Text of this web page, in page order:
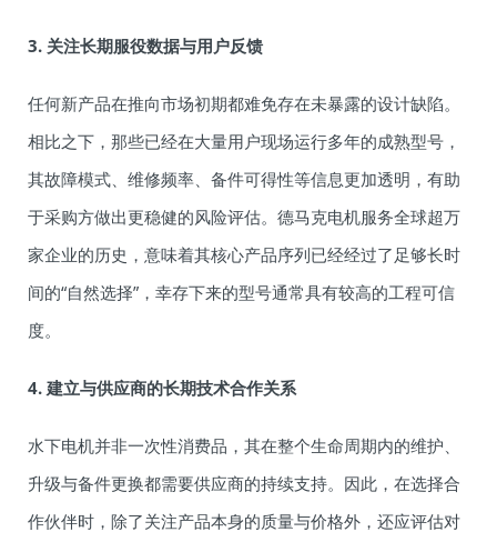
3. 关注长期服役数据与用户反馈
任何新产品在推向市场初期都难免存在未暴露的设计缺陷。
相比之下，那些已经在大量用户现场运行多年的成熟型号，
其故障模式、维修频率、备件可得性等信息更加透明，有助
于采购方做出更稳健的风险评估。德马克电机服务全球超万
家企业的历史，意味着其核心产品序列已经经过了足够长时
间的“自然选择”，幸存下来的型号通常具有较高的工程可信
度。
4. 建立与供应商的长期技术合作关系
水下电机并非一次性消费品，其在整个生命周期内的维护、
升级与备件更换都需要供应商的持续支持。因此，在选择合
作伙伴时，除了关注产品本身的质量与价格外，还应评估对